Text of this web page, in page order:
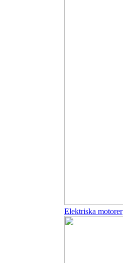
Elektriska motorer